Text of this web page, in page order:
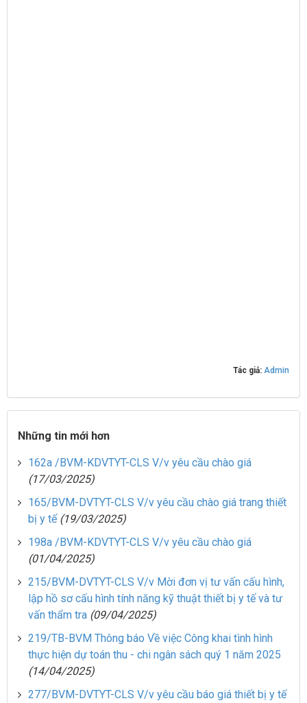
Tác giả: Admin
Những tin mới hơn
162a /BVM-KDVTYT-CLS V/v yêu cầu chào giá
(17/03/2025)
165/BVM-DVTYT-CLS V/v yêu cầu chào giá trang thiết
bị y tế (19/03/2025)
198a /BVM-KDVTYT-CLS V/v yêu cầu chào giá
(01/04/2025)
215/BVM-DVTYT-CLS V/v Mời đơn vị tư vấn cấu hình,
lập hồ sơ cấu hình tính năng kỹ thuật thiết bị y tế và tư
vấn thẩm tra (09/04/2025)
219/TB-BVM Thông báo Về việc Công khai tình hình
thực hiện dự toán thu - chi ngân sách quý 1 năm 2025
(14/04/2025)
277/BVM-DVTYT-CLS V/v yêu cầu báo giá thiết bị y tế